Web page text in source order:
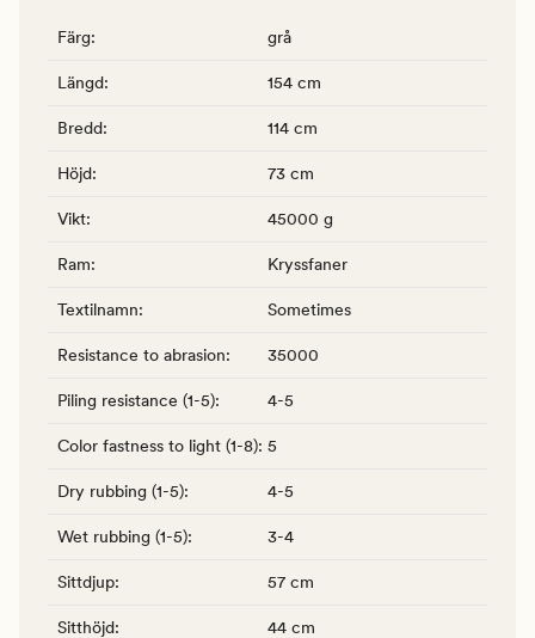
Färg: grå
Längd: 154 cm
Bredd: 114 cm
Höjd: 73 cm
Vikt: 45000 g
Ram: Kryssfaner
Textilnamn: Sometimes
Resistance to abrasion: 35000
Piling resistance (1-5): 4-5
Color fastness to light (1-8): 5
Dry rubbing (1-5): 4-5
Wet rubbing (1-5): 3-4
Sittdjup: 57 cm
Sitthöjd: 44 cm